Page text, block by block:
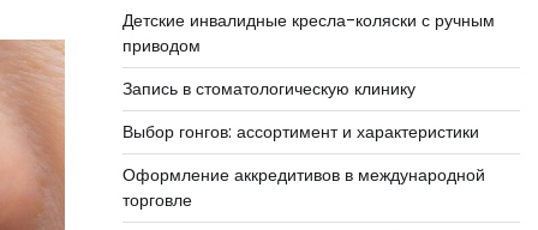
Детские инвалидные кресла-коляски с ручным
приводом
Запись в стоматологическую клинику
Выбор гонгов: ассортимент и характеристики
Оформление аккредитивов в международной
торговле